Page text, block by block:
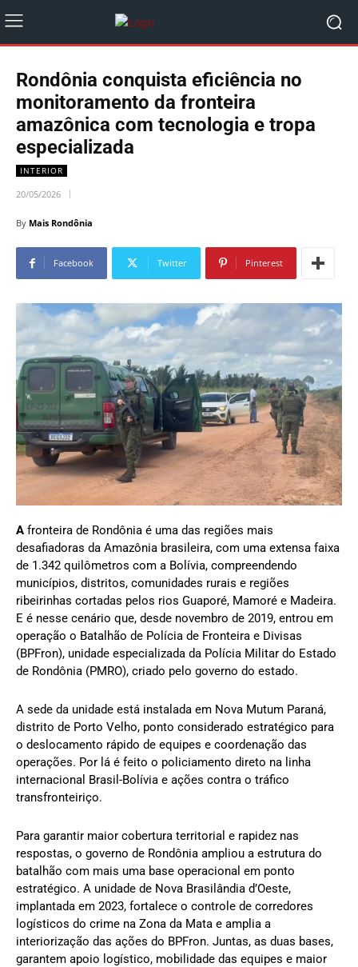
Rondônia conquista eficiência no
monitoramento da fronteira
amazônica com tecnologia e tropa
especializada
INTERIOR
20/05/2026
By Mais Rondônia
Facebook Twitter Pinterest
A fronteira de Rondônia é uma das regiões mais
desafiadoras da Amazônia brasileira, com uma extensa faixa
de 1.342 quilômetros com a Bolívia, compreendendo
municípios, distritos, comunidades rurais e regiões
ribeirinhas cortadas pelos rios Guaporé, Mamoré e Madeira.
E é nesse cenário que, desde novembro de 2019, entrou em
operação o Batalhão de Polícia de Fronteira e Divisas
(BPFron), unidade especializada da Polícia Militar do Estado
de Rondônia (PMRO), criado pelo governo do estado.
A sede da unidade está instalada em Nova Mutum Paraná,
distrito de Porto Velho, ponto considerado estratégico para
o deslocamento rápido de equipes e coordenação das
operações. Por lá é feito o policiamento direto na linha
internacional Brasil-Bolívia e ações contra o tráfico
transfronteiriço.
Para garantir maior cobertura territorial e rapidez nas
respostas, o governo de Rondônia ampliou a estrutura do
batalhão com mais uma base operacional em ponto
estratégico. A unidade de Nova Brasilândia d’Oeste,
implantada em 2023, fortalece o controle de corredores
logísticos do crime na Zona da Mata e amplia a
interiorização das ações do BPFron. Juntas, as duas bases,
garantem apoio logístico, mobilidade das equipes e maior